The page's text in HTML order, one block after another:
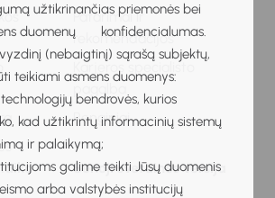
užtikrinančias priemonės bei
duomenų konfidencialumas.
(nebaigtinį) sąrašą subjektų,
teikiami asmens duomenys:
bendrovės, kurios
kad užtikrintų informacinių sistemų
ir palaikymą;
galime teikti Jūsų duomenis
arba valstybės institucijų
Patarimai ir
rekomendacijos
Karjeros specialisto
pagalba
Renginiai
Senoji svetainės versija